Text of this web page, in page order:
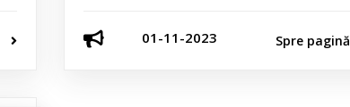
01-11-2023 Spre pagină